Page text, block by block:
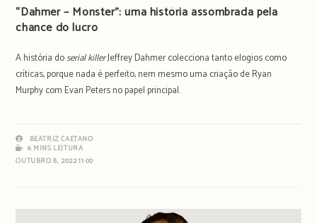
“Dahmer – Monster”: uma história assombrada pela
chance do lucro
A história doserial killerJeffrey Dahmer colecciona tanto elogios como
críticas, porque nada é perfeito, nem mesmo uma criação de Ryan
Murphy com Evan Peters no papel principal.
BEATRIZ CAETANO
6 MINS LEITURA
OUTUBRO 8, 2022 11:00